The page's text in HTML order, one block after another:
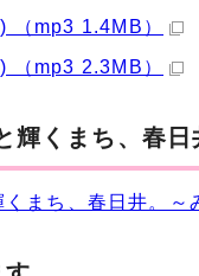
（mp3 1.4MB）
（mp3 2.3MB）
くまち、春
まち、春日井。～